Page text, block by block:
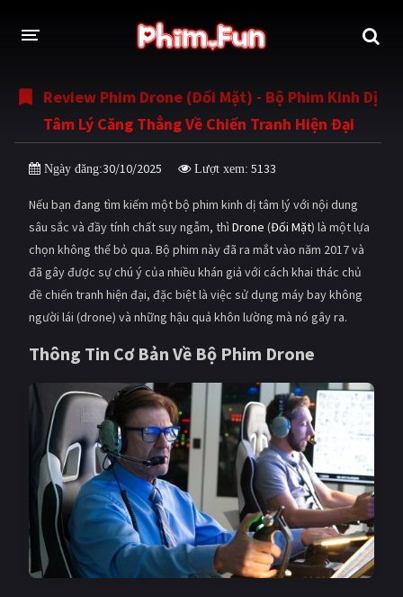
THỂ LOẠI
Thần thoại - Cổ trang Hành động
Tâm lý
Võ thuật - Kiếm hiệp Nhạc kịch
Kinh dị Tội phạm - Hình sự
Phiêu lưu Hài hước
Viễn tưởng Khoa học - Tài liệu
Hoạt hình Thể thao
Tình cảm - Lãng mạn Kỳ ảo
Giật gân Gia đình
Bí ẩn Lịch sử
Viễn Tây Tiểu sử
GameShow DramaTV
Review Phim Drone (Đối Mặt) - Bộ Phim Kinh Dị
Tâm Lý Căng Thẳng Về Chiến Tranh Hiện Đại
Ngày đăng:30/10/2025 Lượt xem: 5133
Nếu bạn đang tìm kiếm một bộ phim kinh dị tâm lý với nội dung
sâu sắc và đầy tính chất suy ngẫm, thì Drone (Đối Mặt) là một lựa
chọn không thể bỏ qua. Bộ phim này đã ra mắt vào năm 2017 và
đã gây được sự chú ý của nhiều khán giả với cách khai thác chủ
đề chiến tranh hiện đại, đặc biệt là việc sử dụng máy bay không
người lái (drone) và những hậu quả khôn lường mà nó gây ra.
Thông Tin Cơ Bản Về Bộ Phim Drone